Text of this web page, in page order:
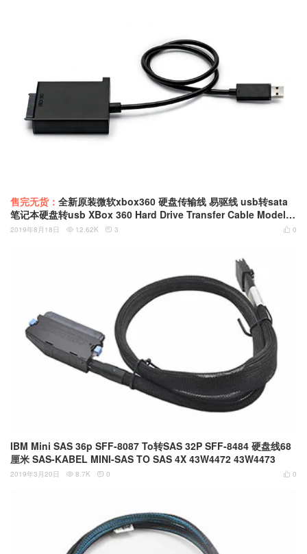
售完无货： 全新原装微软xbox360 硬盘传输线 易驱线 usb转sata
笔记本硬盘转usb XBox 360 Hard Drive Transfer Cable Model 1
499 X860232-001
 0
2019年8月18日  12.62K  3
IBM Mini SAS 36p SFF-8087 To转SAS 32P SFF-8484 硬盘线68
厘米 SAS-KABEL MINI-SAS TO SAS 4X 43W4472 43W4473
 0
2019年3月20日  8.7K  0